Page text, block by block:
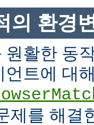
의 환경
원활한 동
언트에 대
제를 해결